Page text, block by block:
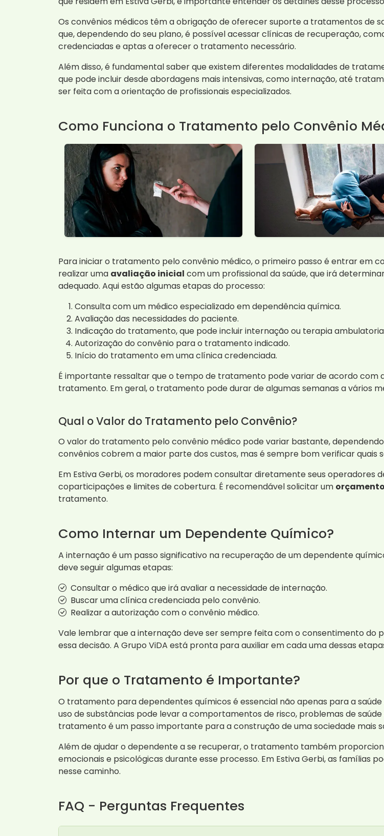
Os convênios médicos têm a obrigação de oferecer suporte a tratamentos de
que, dependendo do seu plano, é possível acessar clínicas de recuperação,
credenciadas e aptas a oferecer o tratamento necessário.
Além disso, é fundamental saber que existem diferentes modalidades de
que pode incluir desde abordagens mais intensivas, como internação, até
ser feita com a orientação de profissionais especializados.
Como Funciona o Tratamento pelo Convênio
Para iniciar o tratamento pelo convênio médico, o primeiro passo é entrar em
realizar uma avaliação inicial com um profissional da saúde, que irá
adequado. Aqui estão algumas etapas do processo:
Consulta com um médico especializado em dependência química.
Avaliação das necessidades do paciente.
Indicação do tratamento, que pode incluir internação ou terapia
Autorização do convênio para o tratamento indicado.
Início do tratamento em uma clínica credenciada.
É importante ressaltar que o tempo de tratamento pode variar de acordo com
tratamento. Em geral, o tratamento pode durar de algumas semanas a vários
Qual o Valor do Tratamento pelo Convênio?
O valor do tratamento pelo convênio médico pode variar bastante,
convênios cobrem a maior parte dos custos, mas é sempre bom verificar quais
Em Estiva Gerbi, os moradores podem consultar diretamente seus operadores
coparticipações e limites de cobertura. É recomendável solicitar um
tratamento.
Como Internar um Dependente Químico?
A internação é um passo significativo na recuperação de um dependente
deve seguir algumas etapas:
Consultar o médico que irá avaliar a necessidade de internação.
Buscar uma clínica credenciada pelo convênio.
Realizar a autorização com o convênio médico.
Vale lembrar que a internação deve ser sempre feita com o consentimento do
essa decisão. A Grupo ViDA está pronta para auxiliar em cada uma dessas
Por que o Tratamento é Importante?
O tratamento para dependentes químicos é essencial não apenas para a
uso de substâncias pode levar a comportamentos de risco, problemas de
tratamento é um passo importante para a construção de uma sociedade mais
Além de ajudar o dependente a se recuperar, o tratamento também
emocionais e psicológicas durante esse processo. Em Estiva Gerbi, as famílias
nesse caminho.
FAQ - Perguntas Frequentes